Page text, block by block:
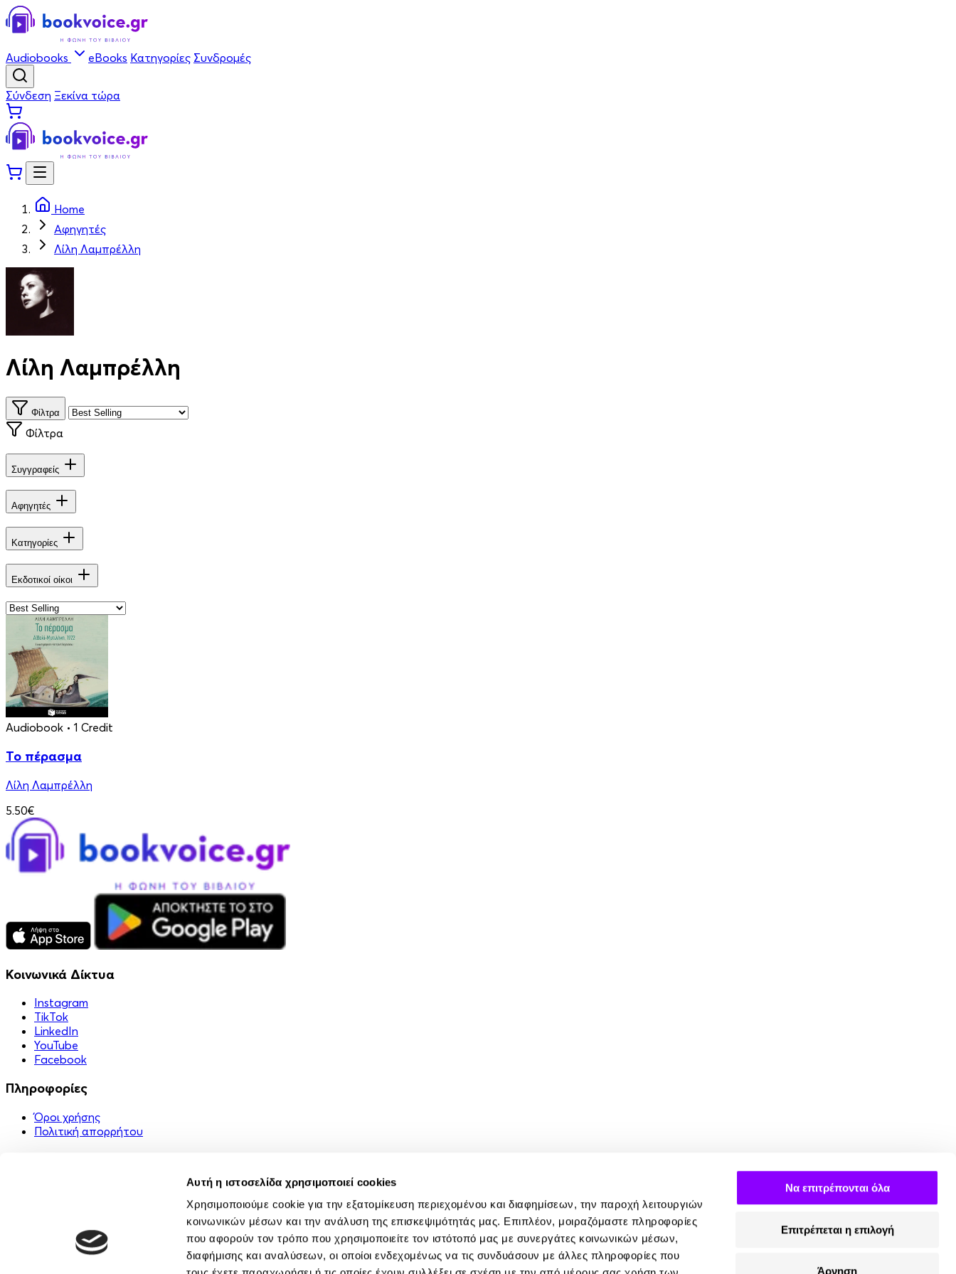
Αυτή η ιστοσελίδα χρησιμοποιεί cookies
Χρησιμοποιούμε cookie για την εξατομίκευση περιεχομένου και διαφημίσεων, την παροχή λειτουργιών
κοινωνικών μέσων και την ανάλυση της επισκεψιμότητάς μας. Επιπλέον, μοιραζόμαστε πληροφορίες
που αφορούν τον τρόπο που χρησιμοποιείτε τον ιστότοπό μας με συνεργάτες κοινωνικών μέσων,
διαφήμισης και αναλύσεων, οι οποίοι ενδεχομένως να τις συνδυάσουν με άλλες πληροφορίες που
Να επιτρέπονται όλα
Επιτρέπεται η επιλογή
Άρνηση
Audiobooks eBooks Κατηγορίες Συνδρομές
Σύνδεση Ξεκίνα τώρα
Home
Αφηγητές
Λίλη Λαμπρέλλη
Λίλη Λαμπρέλλη
Φίλτρα
Φίλτρα
Συγγραφείς
Αφηγητές
Κατηγορίες
Εκδοτικοί οίκοι
Audiobook • 1 Credit
Το πέρασμα
Λίλη Λαμπρέλλη
5.50€
Κοινωνικά Δίκτυα
Instagram
TikTok
LinkedIn
YouTube
Facebook
Πληροφορίες
Όροι χρήσης
Πολιτική απορρήτου
Επικοινωνία
Σχετικά με εμάς